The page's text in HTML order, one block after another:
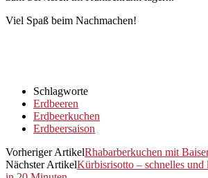
Viel Spaß beim Nachmachen!
Schlagworte
Erdbeeren
Erdbeerkuchen
Erdbeersaison
Vorheriger ArtikelRhabarberkuchen mit
Nächster ArtikelKürbisrisotto – schnelles und